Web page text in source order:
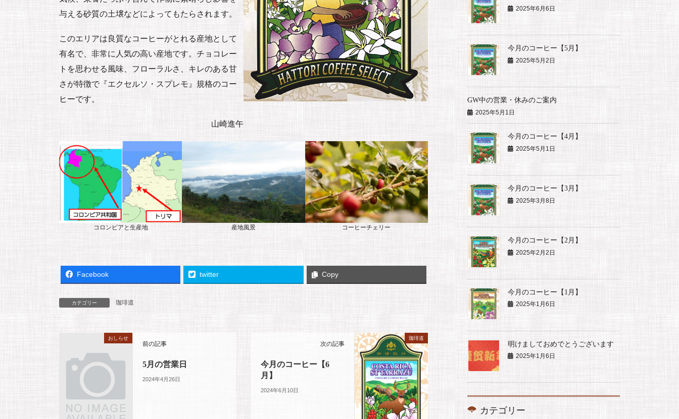
与える砂質の土壌などによってもたらされます。
このエリアは良質なコーヒーがとれる産地として
有名で、非常に人気の高い産地です。チョコレー
トを思わせる風味、フローラルさ、キレのある甘
さが特徴で『エクセルソ・スプレモ』規格のコー
ヒーです。
山崎進午
コロンビアと生産地 産地風景 コーヒーチェリー
Facebook twitter Copy
カテゴリー 珈琲道
おしらせ
前の記事
5月の営業日
2024年4月26日
珈琲道
次の記事
今月のコーヒー【6
月】
2024年6月10日
2025年6月6日
今月のコーヒー【5月】
2025年5月2日
GW中の営業・休みのご案内
2025年5月1日
今月のコーヒー【4月】
2025年5月1日
今月のコーヒー【3月】
2025年3月8日
今月のコーヒー【2月】
2025年2月2日
今月のコーヒー【1月】
2025年1月6日
明けましておめでとうございます
2025年1月6日
カテゴリー